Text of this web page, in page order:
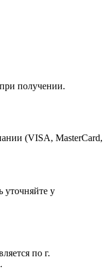
получении.
(VISA, MasterCard,
у
по г.